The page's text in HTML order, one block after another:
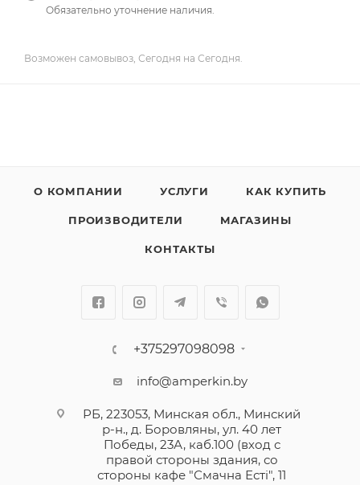
Обязательно уточнение наличия.
Возможен самовывоз, Сегодня на Сегодня.
О КОМПАНИИ УСЛУГИ КАК КУПИТЬ
ПРОИЗВОДИТЕЛИ МАГАЗИНЫ
КОНТАКТЫ
+375297098098
info@amperkin.by
РБ, 223053, Минская обл., Минский
р-н., д. Боровляны, ул. 40 лет
Победы, 23А, каб.100 (вход с
правой стороны здания, со
стороны кафе "Смачна Естi", 11